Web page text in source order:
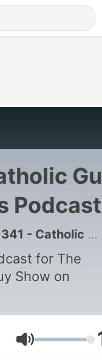
Podcast
341 - Catholic Guy 232: Summer Hickety Pickety, Missing Catholicism, Name Dropping Friends, and Catholic Impossible!
for The
Show on
Volym